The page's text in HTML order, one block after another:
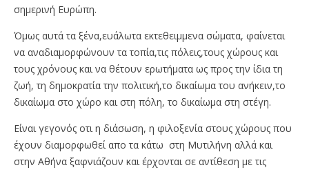
σημερινή Ευρώπη.
Όμως αυτά τα ξένα,ευάλωτα εκτεθειμμενα σώματα, φαίνεται
να αναδιαμορφώνουν τα τοπία,τις πόλεις,τους χώρους και
τους χρόνους και να θέτουν ερωτήματα ως προς την ίδια τη
ζωή, τη δημοκρατία την πολιτική,το δικαίωμα του ανήκειν,το
δικαίωμα στο χώρο και στη πόλη, το δικαίωμα στη στέγη.
Είναι γεγονός οτι η διάσωση, η φιλοξενία στους χώρους που
έχουν διαμορφωθεί απο τα κάτω στη Μυτιλήνη αλλά και
στην Αθήνα ξαφνιάζουν και έρχονται σε αντίθεση με τις